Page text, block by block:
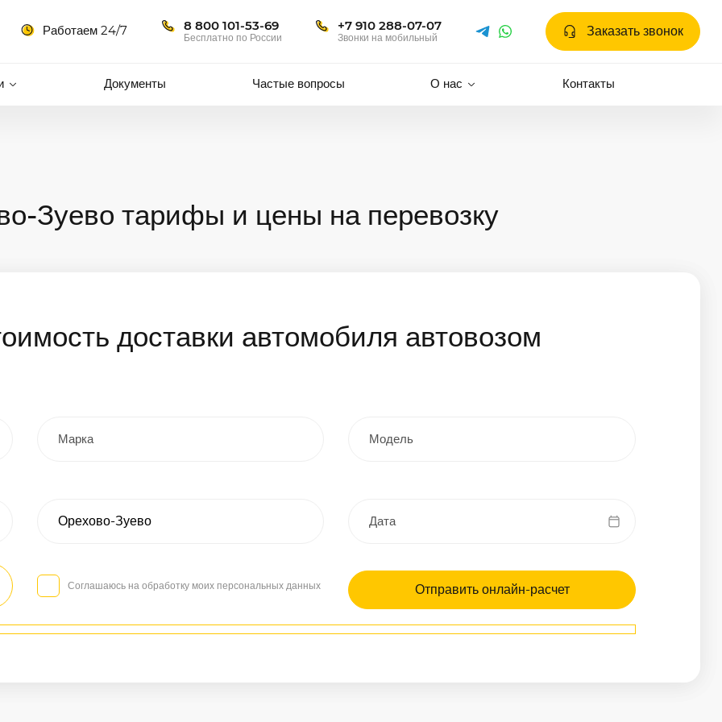
Работаем 24/7 8 800 101-53-69
Бесплатно по России
+7 910 288-07-07
Звонки на мобильный Заказать звонок
Документы Частые вопросы О нас Контакты
Зуево тарифы и цены на перевозку
доставки автомобиля автовозом
Соглашаюсь на обработку моих персональных данных